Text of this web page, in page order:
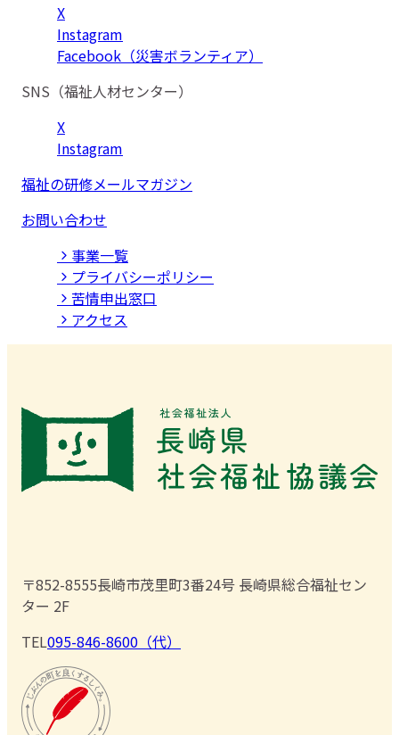
X
Instagram
Facebook（災害ボランティア）
SNS（福祉人材センター）
X
Instagram
福祉の研修メールマガジン
お問い合わせ
事業⼀覧
プライバシーポリシー
苦情申出窓口
アクセス
〒852-8555長崎市茂里町3番24号 長崎県総合福祉セン
ター 2F
TEL095-846-8600（代）